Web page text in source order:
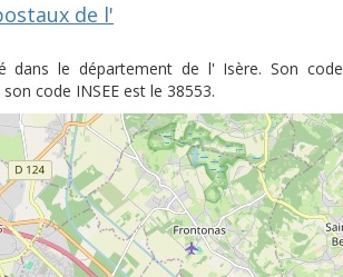
de l'
dans le département de l' Isère. Son code
code INSEE est le 38553.